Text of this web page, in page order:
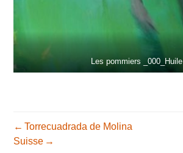
Les pommiers _000_Huile
NAVIGATION
Torrecuadrada de Molina
Suisse